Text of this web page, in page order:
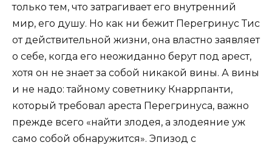
только тем, что затрагивает его внутренний
мир, его душу. Но как ни бежит Перегринус Тис
от действительной жизни, она властно заявляет
о себе, когда его неожиданно берут под арест,
хотя он не знает за собой никакой вины. А вины
и не надо: тайному советнику Кнаррпанти,
который требовал ареста Перегринуса, важно
прежде всего «найти злодея, а злодеяние уж
само собой обнаружится». Эпизод с